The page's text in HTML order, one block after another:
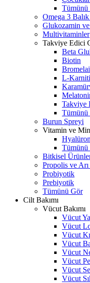
Tümünü
Omega 3 Balık
Glukozamin
Multivitaminler
Takviye Edici
Beta
Biotin
L-
Takviye
Tümünü
Burun Spreyi
Vitamin ve
Tümünü
Bitkisel
Propolis ve Arı
Probiyotik
Prebiyotik
Tümünü Gör
Cilt Bakımı
Vücut Bakımı
Vücut
Vücut
Vücut
Vücut
Vücut
Vücut
Vücut
Vücut